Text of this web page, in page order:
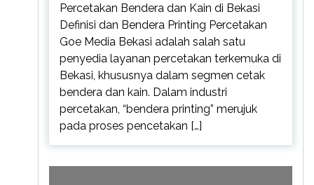
Percetakan Bendera dan Kain di Bekasi
Definisi dan Bendera Printing Percetakan
Goe Media Bekasi adalah salah satu
penyedia layanan percetakan terkemuka di
Bekasi, khususnya dalam segmen cetak
bendera dan kain. Dalam industri
percetakan, “bendera printing” merujuk
pada proses pencetakan […]